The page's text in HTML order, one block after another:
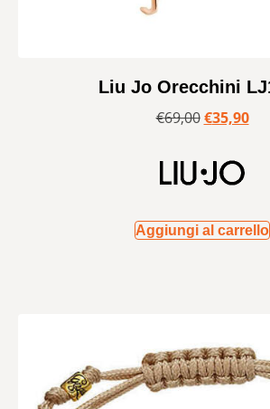
Liu Jo Orecchini
€69,00 €35,90
Aggiungi al carrello